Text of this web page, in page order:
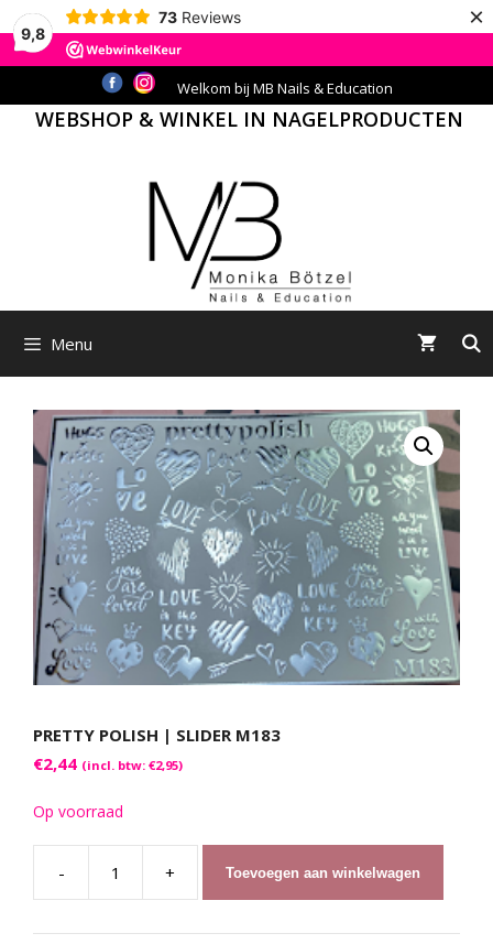
9,8
73 Reviews ×
naar
Welkom bij MB Nails & Education
WEBSHOP & WINKEL IN NAGELPRODUCTEN
Menu
PRETTY POLISH | SLIDER M183
€2,44 (incl. btw: €2,95)
Op voorraad
-
Pretty
Polish
|
+ Toevoegen aan winkelwagen